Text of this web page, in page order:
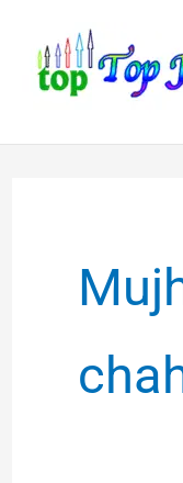
content